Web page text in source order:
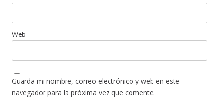
Web
Guarda mi nombre, correo electrónico y web en este
navegador para la próxima vez que comente.